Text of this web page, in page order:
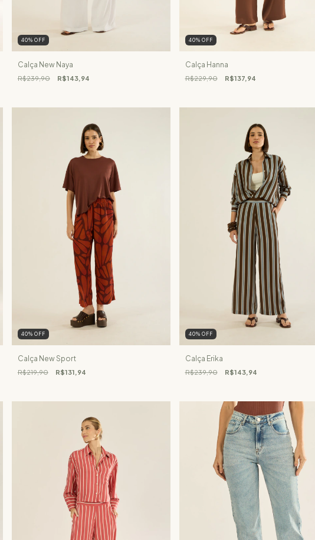
40% OFF
Calça New Naya
R$239,90 R$143,94
40% OFF
Calça Hanna
R$229,90 R$137,94
40% OFF
Calça New Sport
R$219,90 R$131,94
40% OFF
Calça Erika
R$239,90 R$143,94